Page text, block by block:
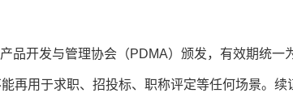
品开发与管理协会（PDMA）颁发，有效期统
再用于求职、招投标、职称评定等任何场景。续